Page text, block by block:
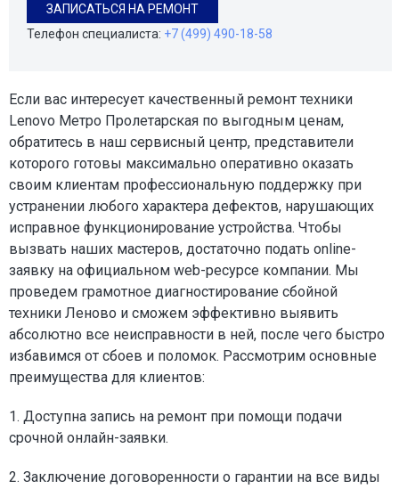
ЗАПИСАТЬСЯ НА РЕМОНТ
Телефон специалиста: +7 (499) 490-18-58
Если вас интересует качественный ремонт техники
Lenovo Метро Пролетарская по выгодным ценам,
обратитесь в наш сервисный центр, представители
которого готовы максимально оперативно оказать
своим клиентам профессиональную поддержку при
устранении любого характера дефектов, нарушающих
исправное функционирование устройства. Чтобы
вызвать наших мастеров, достаточно подать online-
заявку на официальном web-ресурсе компании. Мы
проведем грамотное диагностирование сбойной
техники Леново и сможем эффективно выявить
абсолютно все неисправности в ней, после чего быстро
избавимся от сбоев и поломок. Рассмотрим основные
преимущества для клиентов:
1. Доступна запись на ремонт при помощи подачи
срочной онлайн-заявки.
2. Заключение договоренности о гарантии на все виды